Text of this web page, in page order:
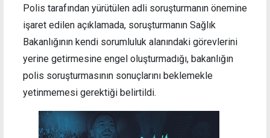
Polis tarafından yürütülen adli soruşturmanın önemine
işaret edilen açıklamada, soruşturmanın Sağlık
Bakanlığının kendi sorumluluk alanındaki görevlerini
yerine getirmesine engel oluşturmadığı, bakanlığın
polis soruşturmasının sonuçlarını beklemekle
yetinmemesi gerektiği belirtildi.